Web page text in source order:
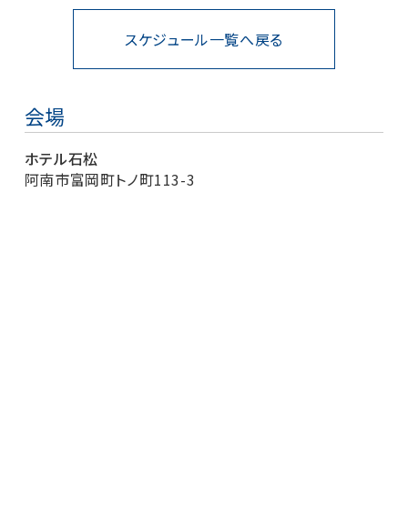
スケジュール一覧へ戻る
会場
ホテル石松
阿南市富岡町トノ町113-3